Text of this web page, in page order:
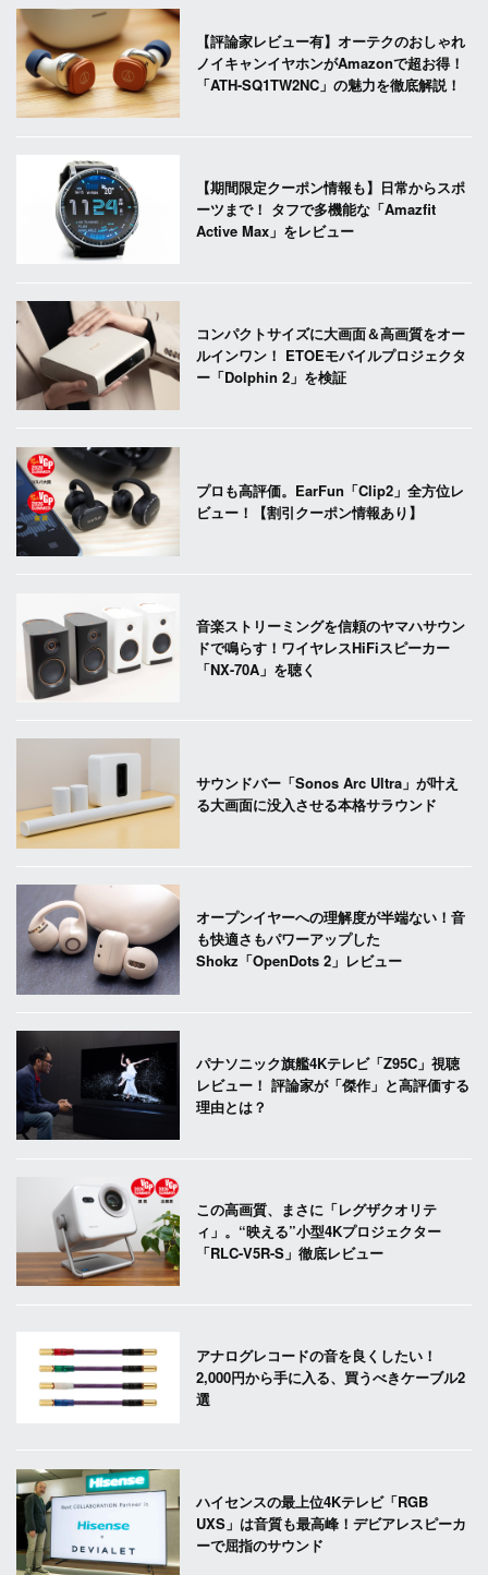
【評論家レビュー有】オーテクのおしゃれ
ノイキャンイヤホンがAmazonで超お得！
「ATH-SQ1TW2NC」の魅力を徹底解説！
【期間限定クーポン情報も】日常からスポ
ーツまで！ タフで多機能な「Amazfit
Active Max」をレビュー
コンパクトサイズに大画面＆高画質をオー
ルインワン！ ETOEモバイルプロジェクタ
ー「Dolphin 2」を検証
プロも高評価。EarFun「Clip2」全方位レ
ビュー！【割引クーポン情報あり】
音楽ストリーミングを信頼のヤマハサウン
ドで鳴らす！ワイヤレスHiFiスピーカー
「NX-70A」を聴く
サウンドバー「Sonos Arc Ultra」が叶え
る大画面に没入させる本格サラウンド
オープンイヤーへの理解度が半端ない！音
も快適さもパワーアップした
Shokz「OpenDots 2」レビュー
パナソニック旗艦4Kテレビ「Z95C」視聴
レビュー！ 評論家が「傑作」と高評価する
理由とは？
この高画質、まさに「レグザクオリテ
ィ」。“映える”小型4Kプロジェクター
「RLC-V5R-S」徹底レビュー
アナログレコードの音を良くしたい！
2,000円から手に入る、買うべきケーブル2
選
ハイセンスの最上位4Kテレビ「RGB
UXS」は音質も最高峰！デビアレスピーカ
ーで屈指のサウンド